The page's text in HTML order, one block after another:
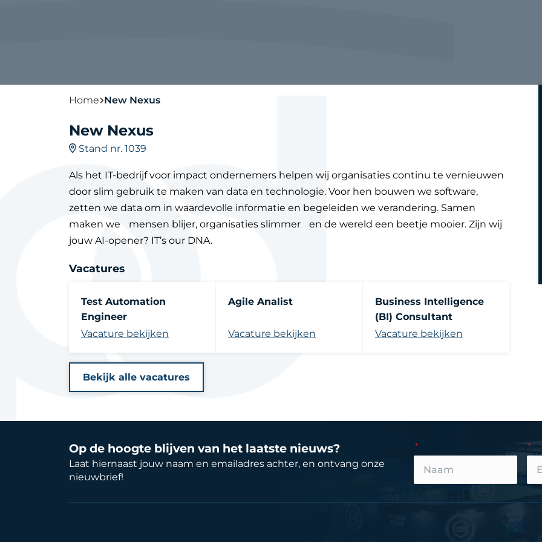
Home New Nexus
New Nexus
Stand nr. 1039
Als het IT-bedrijf voor impact ondernemers helpen wij organisaties continu te vernieuwen
door slim gebruik te maken van data en technologie. Voor hen bouwen we software,
zetten we data om in waardevolle informatie en begeleiden we verandering. Samen
maken we mensen blijer, organisaties slimmer en de wereld een beetje mooier. Zijn wij
jouw AI-opener? IT’s our DNA.
Vacatures
Test Automation
Engineer
Vacature bekijken
Agile Analist
Vacature bekijken
Business Intelligence
(BI) Consultant
Vacature bekijken
Bekijk alle vacatures
Op de hoogte blijven van het laatste nieuws?
Laat hiernaast jouw naam en emailadres achter, en ontvang onze
nieuwbrief!